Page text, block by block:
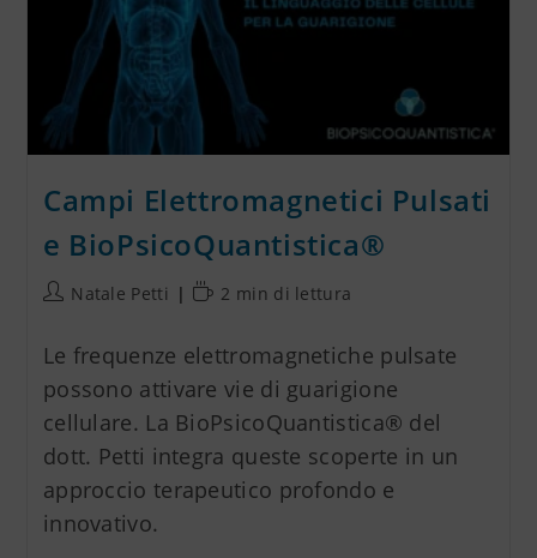
Campi Elettromagnetici Pulsati
e BioPsicoQuantistica®
Natale Petti 2 min di lettura
Le frequenze elettromagnetiche pulsate
possono attivare vie di guarigione
cellulare. La BioPsicoQuantistica® del
dott. Petti integra queste scoperte in un
approccio terapeutico profondo e
innovativo.